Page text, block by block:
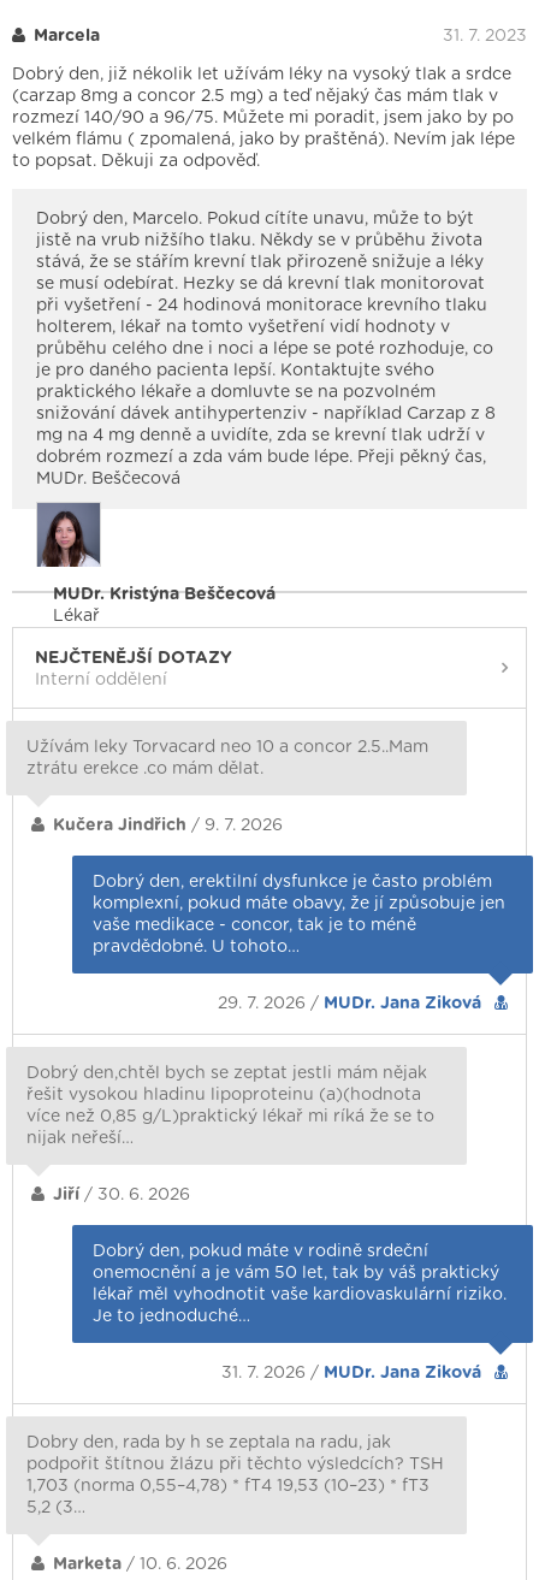
Marcela 31. 7. 2023
Dobrý den, již nékolik let užívám léky na vysoký tlak a srdce
(carzap 8mg a concor 2.5 mg) a teď nějaký čas mám tlak v
rozmezí 140/90 a 96/75. Můžete mi poradit, jsem jako by po
velkém flámu ( zpomalená, jako by praštěná). Nevím jak lépe
to popsat. Děkuji za odpověď.
Dobrý den, Marcelo. Pokud cítíte unavu, může to být
jistě na vrub nižšího tlaku. Někdy se v průběhu života
stává, že se stářím krevní tlak přirozeně snižuje a léky
se musí odebírat. Hezky se dá krevní tlak monitorovat
při vyšetření - 24 hodinová monitorace krevního tlaku
holterem, lékař na tomto vyšetření vidí hodnoty v
průběhu celého dne i noci a lépe se poté rozhoduje, co
je pro daného pacienta lepší. Kontaktujte svého
praktického lékaře a domluvte se na pozvolném
snižování dávek antihypertenziv - například Carzap z 8
mg na 4 mg denně a uvidíte, zda se krevní tlak udrží v
dobrém rozmezí a zda vám bude lépe. Přeji pěkný čas,
MUDr. Beščecová
MUDr. Kristýna Beščecová
Lékař
NEJČTENĚJŠÍ DOTAZY
Interní oddělení
Užívám leky Torvacard neo 10 a concor 2.5..Mam
ztrátu erekce .co mám dělat.
Kučera Jindřich / 9. 7. 2026
Dobrý den, erektilní dysfunkce je často problém
komplexní, pokud máte obavy, že jí způsobuje jen
vaše medikace - concor, tak je to méně
pravdědobné. U tohoto…
29. 7. 2026 / MUDr. Jana Ziková
Dobrý den,chtěl bych se zeptat jestli mám nějak
řešit vysokou hladinu lipoproteinu (a)(hodnota
více než 0,85 g/L)praktický lékař mi ríká že se to
nijak neřeší…
Jiří / 30. 6. 2026
Dobrý den, pokud máte v rodině srdeční
onemocnění a je vám 50 let, tak by váš praktický
lékař měl vyhodnotit vaše kardiovaskulární riziko.
Je to jednoduché…
31. 7. 2026 / MUDr. Jana Ziková
Dobry den, rada by h se zeptala na radu, jak
podpořit štítnou žlázu při těchto výsledcích? TSH
1,703 (norma 0,55–4,78) * fT4 19,53 (10–23) * fT3
5,2 (3…
Marketa / 10. 6. 2026